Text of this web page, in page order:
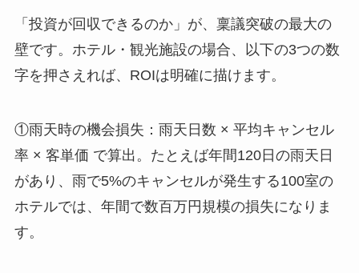
「投資が回収できるのか」が、稟議突破の最大の
壁です。ホテル・観光施設の場合、以下の3つの数
字を押さえれば、ROIは明確に描けます。
①雨天時の機会損失：雨天日数 × 平均キャンセル
率 × 客単価 で算出。たとえば年間120日の雨天日
があり、雨で5%のキャンセルが発生する100室の
ホテルでは、年間で数百万円規模の損失になりま
す。